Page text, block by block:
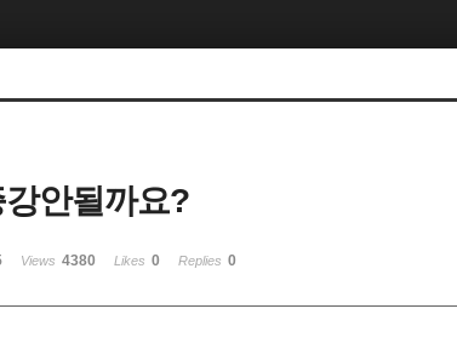
안될까요?
Views 4380 Likes 0 Replies 0